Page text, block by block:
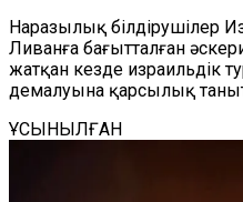
Наразылық білдірушілер
Ливанға бағытталған
жатқан кезде израильдік
демалуына қарсылық
ҰСЫНЫЛҒАН